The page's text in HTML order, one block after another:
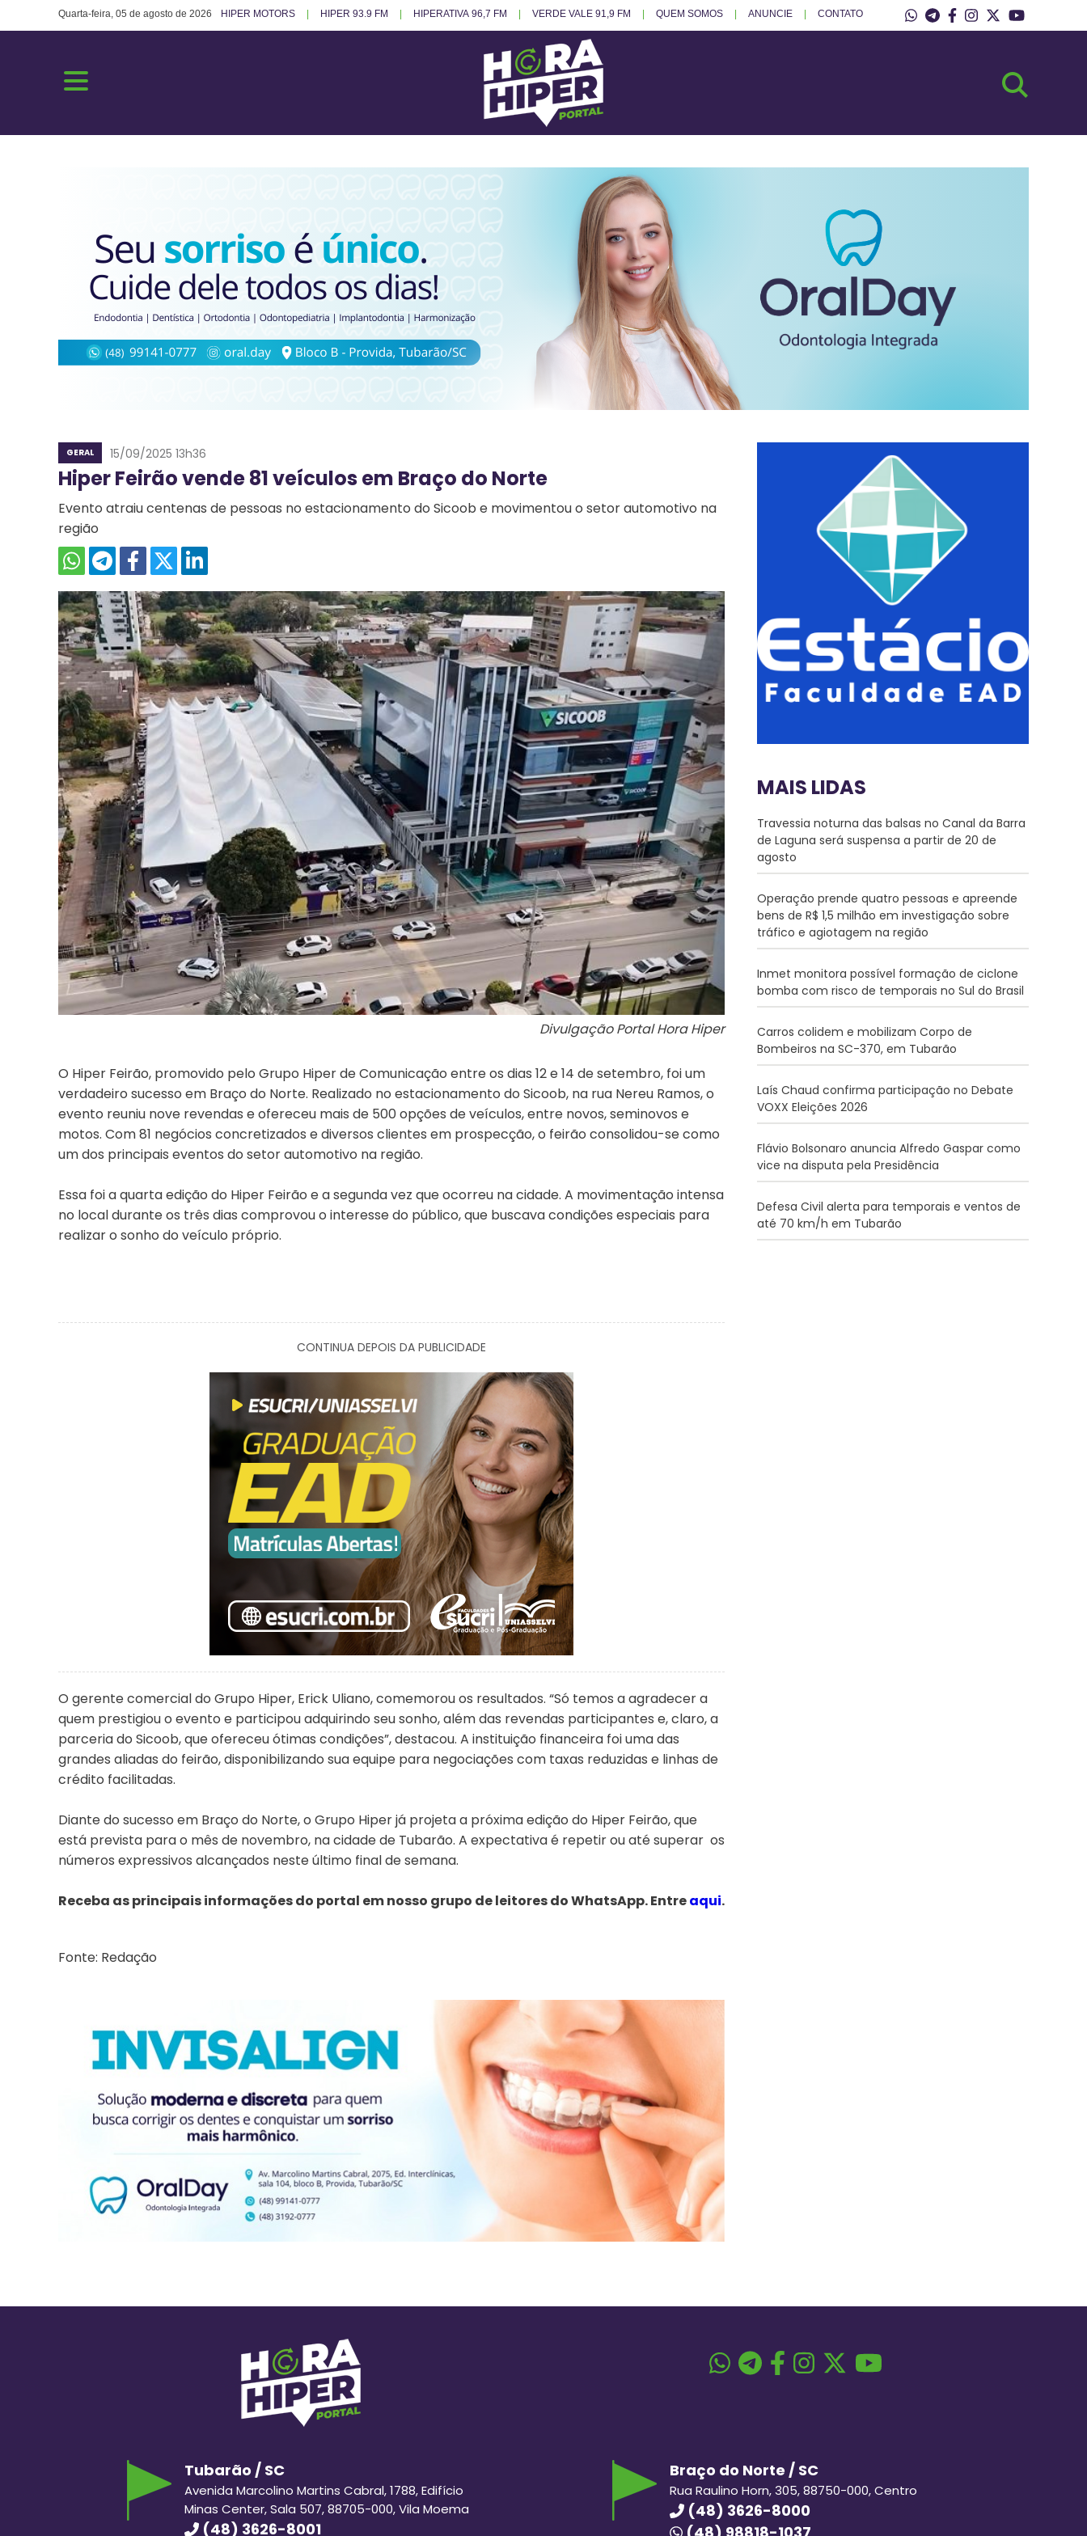
Quarta-feira, 05 de agosto de 2026 HIPER MOTORS HIPER 93.9 FM HIPERATIVA 96,7 FM VERDE VALE 91,9 FM QUEM SOMOS ANUNCIE CONTATO
GERAL 15/09/2025 13h36
Hiper Feirão vende 81 veículos em Braço do Norte
Evento atraiu centenas de pessoas no estacionamento do Sicoob e movimentou o setor automotivo na
região
Divulgação Portal Hora Hiper
O Hiper Feirão, promovido pelo Grupo Hiper de Comunicação entre os dias 12 e 14 de setembro, foi um
verdadeiro sucesso em Braço do Norte. Realizado no estacionamento do Sicoob, na rua Nereu Ramos, o
evento reuniu nove revendas e ofereceu mais de 500 opções de veículos, entre novos, seminovos e
motos. Com 81 negócios concretizados e diversos clientes em prospecção, o feirão consolidou-se como
um dos principais eventos do setor automotivo na região.
Essa foi a quarta edição do Hiper Feirão e a segunda vez que ocorreu na cidade. A movimentação intensa
no local durante os três dias comprovou o interesse do público, que buscava condições especiais para
realizar o sonho do veículo próprio.
CONTINUA DEPOIS DA PUBLICIDADE
O gerente comercial do Grupo Hiper, Erick Uliano, comemorou os resultados. “Só temos a agradecer a
quem prestigiou o evento e participou adquirindo seu sonho, além das revendas participantes e, claro, a
parceria do Sicoob, que ofereceu ótimas condições”, destacou. A instituição financeira foi uma das
grandes aliadas do feirão, disponibilizando sua equipe para negociações com taxas reduzidas e linhas de
crédito facilitadas.
Diante do sucesso em Braço do Norte, o Grupo Hiper já projeta a próxima edição do Hiper Feirão, que
está prevista para o mês de novembro, na cidade de Tubarão. A expectativa é repetir ou até superar os
números expressivos alcançados neste último final de semana.
Receba as principais informações do portal em nosso grupo de leitores do WhatsApp. Entreaqui.
Fonte: Redação
MAIS LIDAS
Travessia noturna das balsas no Canal da Barra
de Laguna será suspensa a partir de 20 de
agosto
Operação prende quatro pessoas e apreende
bens de R$ 1,5 milhão em investigação sobre
tráfico e agiotagem na região
Inmet monitora possível formação de ciclone
bomba com risco de temporais no Sul do Brasil
Carros colidem e mobilizam Corpo de
Bombeiros na SC-370, em Tubarão
Laís Chaud confirma participação no Debate
VOXX Eleições 2026
Flávio Bolsonaro anuncia Alfredo Gaspar como
vice na disputa pela Presidência
Defesa Civil alerta para temporais e ventos de
até 70 km/h em Tubarão
Tubarão / SC
Avenida Marcolino Martins Cabral, 1788, Edifício
Minas Center, Sala 507, 88705-000, Vila Moema
(48) 3626-8001
Braço do Norte / SC
Rua Raulino Horn, 305, 88750-000, Centro
(48) 3626-8000